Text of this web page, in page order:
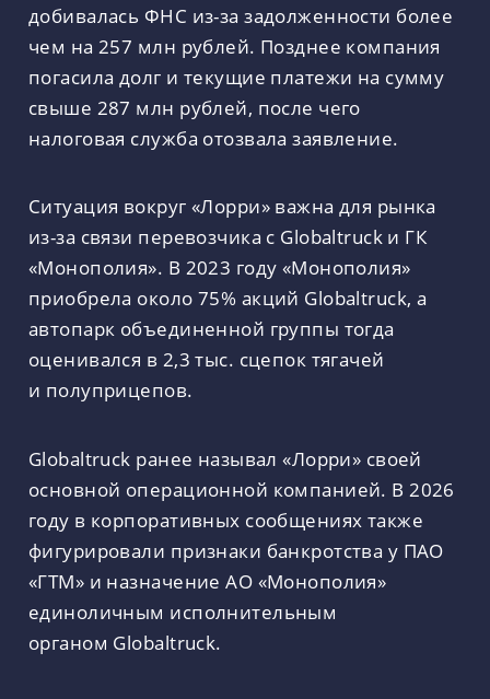
добивалась ФНС из-за задолженности более
чем на 257 млн рублей. Позднее компания
погасила долг и текущие платежи на сумму
свыше 287 млн рублей, после чего
налоговая служба отозвала заявление.
Ситуация вокруг «Лорри» важна для рынка
из-за связи перевозчика с Globaltruck и ГК
«Монополия». В 2023 году «Монополия»
приобрела около 75% акций Globaltruck, а
автопарк объединенной группы тогда
оценивался в 2,3 тыс. сцепок тягачей
и полуприцепов.
Globaltruck ранее называл «Лорри» своей
основной операционной компанией. В 2026
году в корпоративных сообщениях также
фигурировали признаки банкротства у ПАО
«ГТМ» и назначение АО «Монополия»
единоличным исполнительным
органом Globaltruck.